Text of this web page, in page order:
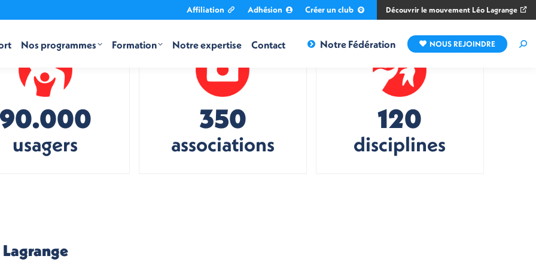
Affiliation Adhésion Créer un club Découvrir le mouvement Léo Lagrange
Nos programmes Formation Notre expertise Contact Notre Fédération NOUS REJOINDRE
90.000
usagers
350
associations
120
disciplines